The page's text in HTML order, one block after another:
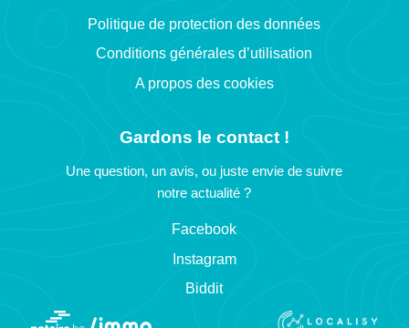
Politique de protection des données
Conditions générales d’utilisation
A propos des cookies
Gardons le contact !
Une question, un avis, ou juste envie de suivre
notre actualité ?
Facebook
Instagram
Biddit